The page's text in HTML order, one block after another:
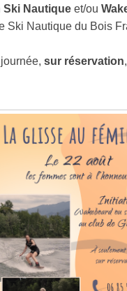
Ski Nautique et/ou
Ski Nautique du Bois
journée,sur réservation